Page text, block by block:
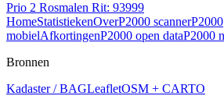
Prio 2 Rosmalen Rit: 93999
HomeStatistiekenOverP2000 scannerP2000
mobielAfkortingenP2000 open dataP2000
Bronnen
Kadaster / BAGLeafletOSM + CARTO